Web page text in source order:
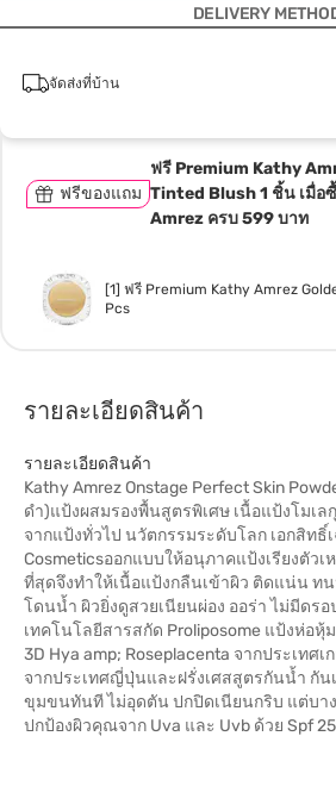
DELIVERY
จัดส่งที่บ้าน
ฟรีของแถม
ฟรี Premium Kathy
Tinted Blush 1 ชิ้น เมื่อ
Amrez ครบ 599 บาท
[1] ฟรี Premium Kathy Amrez
Pcs
รายละเอียดสินค้า
รายละเอียดสินค้า
Kathy Amrez Onstage Perfect Skin
ดำ)แป้งผสมรองพื้นสูตรพิเศษ เนื้อแป้งโมเ
จากแป้งทั่วไป นวัตกรรมระดับโลก เอกสิท
Cosmeticsออกแบบให้อนุภาคแป้งเรียงตัว
ที่สุดจึงทำให้เนื้อแป้งกลืนเข้าผิว ติดแน่น ทน
โดนน้ำ ผิวยิ่งดูสวยเนียนผ่อง ออร่า ไม่มีดร
เทคโนโลยีสารสกัด Proliposome แป้งห่อหุ้
3D Hya amp; Roseplacenta จากประเทศ
จากประเทศญี่ปุ่นและฝรั่งเศสสูตรกันน้ำ กัน
ขุมขนทันที ไม่อุดตัน ปกปิดเนียนกริบ แต่บา
ปกป้องผิวคุณจาก Uva และ Uvb ด้วย Spf